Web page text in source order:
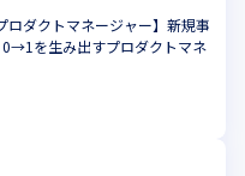
ロダクトマネージャー】新規事
を生み出すプロダクトマネ